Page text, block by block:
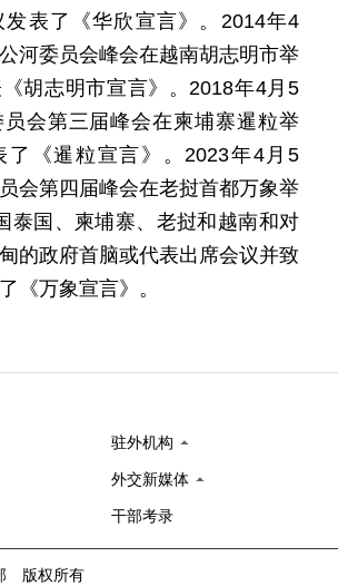
发表了《华欣宣言》。2014年4
河委员会峰会在越南胡志明市举
胡志明市宣言》。2018年4月5
员会第三届峰会在柬埔寨暹粒举
了《暹粒宣言》。2023年4月5
会第四届峰会在老挝首都万象举
泰国、柬埔寨、老挝和越南和对
的政府首脑或代表出席会议并致
《万象宣言》。
驻外机构
外交新媒体
干部考录
版权所有